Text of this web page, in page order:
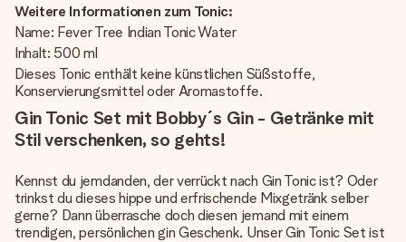
Weitere Informationen zum Tonic:
Name: Fever Tree Indian Tonic Water
Inhalt: 500 ml
Dieses Tonic enthält keine künstlichen Süßstoffe,
Konservierungsmittel oder Aromastoffe.
Gin Tonic Set mit Bobby´s Gin - Getränke mit
Stil verschenken, so gehts!
Kennst du jemdanden, der verrückt nach Gin Tonic ist? Oder
trinkst du dieses hippe und erfrischende Mixgetränk selber
gerne? Dann überrasche doch diesen jemand mit einem
trendigen,persönlichen gin Geschenk. Unser Gin Tonic Set ist